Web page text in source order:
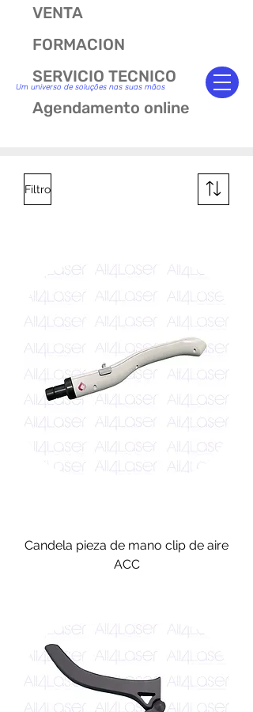
VENTA
FORMACION
SERVICIO TECNICO
Agendamento online
Um universo de soluções nas suas mãos
Filtro
Candela pieza de mano clip de aire
ACC